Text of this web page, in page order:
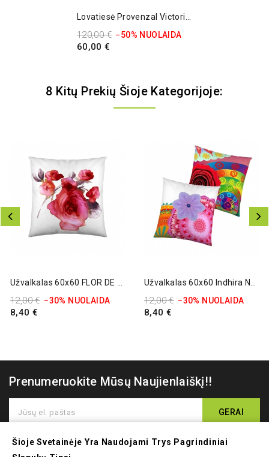
Lovatiesė Provenzal Victorio & Lucchino
120,00 € −50% NUOLAIDA
60,00 €
8 Kitų Prekių Šioje Kategorijoje:
Užvalkalas 60x60 FLOR DE VIDA
12,00 € −30% NUOLAIDA
8,40 €
Užvalkalas 60x60 Indhira Naturals
12,00 € −30% NUOLAIDA
8,40 €
Prenumeruokite Mūsų Naujienlaiškį!!
Šioje Svetainėje Yra Naudojami Trys Pagrindiniai